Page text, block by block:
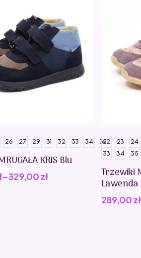
26 27 29 31 32 33 34 35
KRIS Blu
–329,00zł
22 23 24
33
34 35
Trzewiki
Lawenda
289,00zł